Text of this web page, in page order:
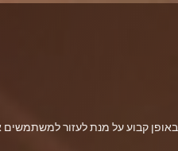
קבוע על מנת לעזור למשתמשים